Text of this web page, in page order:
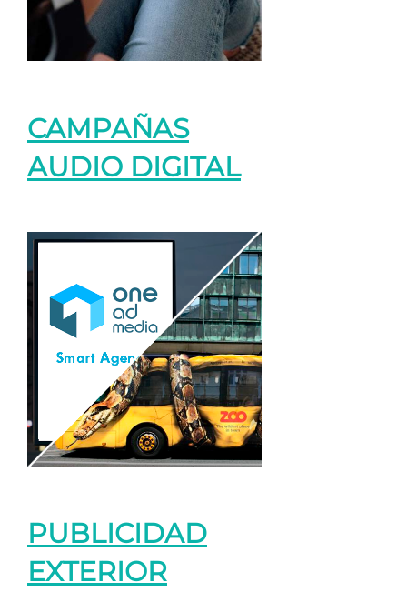
CAMPAÑAS
AUDIO DIGITAL
PUBLICIDAD
EXTERIOR